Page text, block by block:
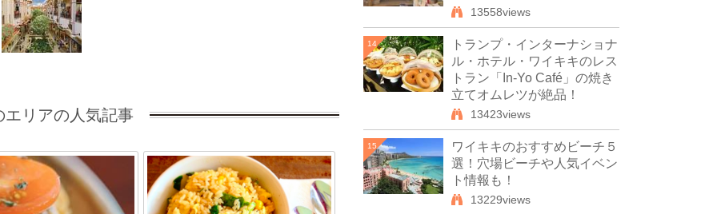
エリアの人気記事
13558views
14
トランプ・インターナショナ
ル・ホテル・ワイキキのレス
トラン「In-Yo Café」の焼き
立てオムレツが絶品！
13423views
15
ワイキキのおすすめビーチ５
選！穴場ビーチや人気イベン
ト情報も！
13229views